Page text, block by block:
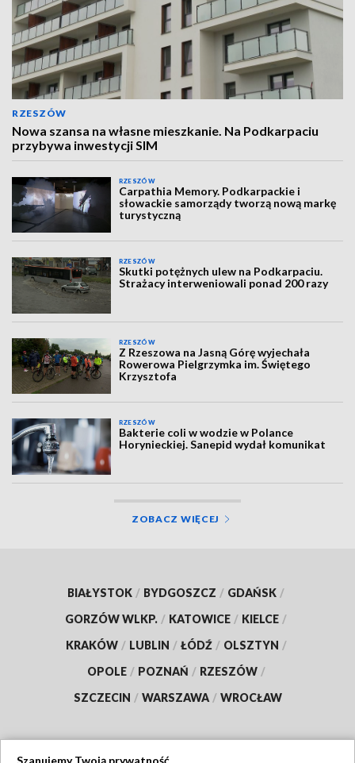
RZESZÓW
Nowa szansa na własne mieszkanie. Na Podkarpaciu
przybywa inwestycji SIM
RZESZÓW
Carpathia Memory. Podkarpackie i
słowackie samorządy tworzą nową markę
turystyczną
RZESZÓW
Skutki potężnych ulew na Podkarpaciu.
Strażacy interweniowali ponad 200 razy
RZESZÓW
Z Rzeszowa na Jasną Górę wyjechała
Rowerowa Pielgrzymka im. Świętego
Krzysztofa
RZESZÓW
Bakterie coli w wodzie w Polance
Horynieckiej. Sanepid wydał komunikat
ZOBACZ WIĘCEJ
BIAŁYSTOK / BYDGOSZCZ / GDAŃSK /
GORZÓW WLKP. / KATOWICE / KIELCE /
KRAKÓW / LUBLIN / ŁÓDŹ / OLSZTYN /
OPOLE / POZNAŃ / RZESZÓW /
SZCZECIN / WARSZAWA / WROCŁAW
Szanujemy Twoją prywatność